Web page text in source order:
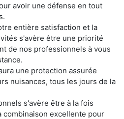
avoir une défense en tout
entière satisfaction et la
s'avère être une priorité
de nos professionnels à vous
une protection assurée
nuisances, tous les jours de la
s'avère être à la fois
combinaison excellente pour